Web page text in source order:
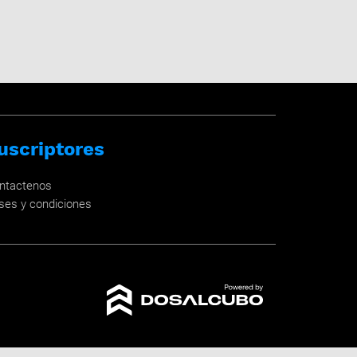
y condiciones